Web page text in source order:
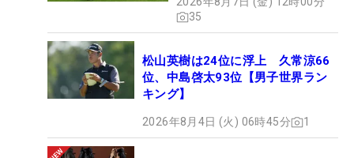
35
松山英樹は24位に浮上 久常涼66
位、中島啓太93位【男子世界ラン
キング】
2026年8月4日 (火) 06時45分 1